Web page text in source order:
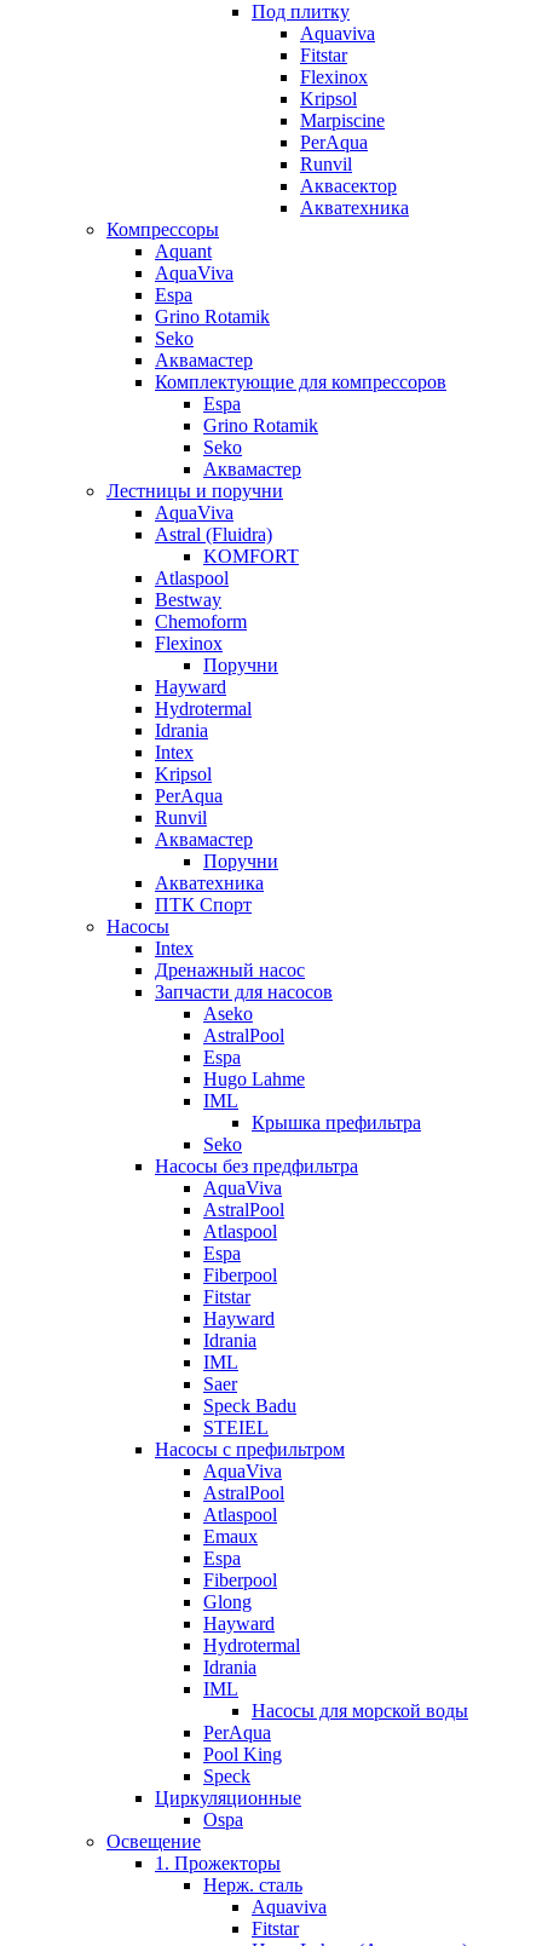
Под плитку
Aquaviva
Fitstar
Flexinox
Kripsol
Marpiscine
PerAqua
Runvil
Аквасектор
Акватехника
Компрессоры
Aquant
AquaViva
Espa
Grino Rotamik
Seko
Аквамастер
Комплектующие для компрессоров
Espa
Grino Rotamik
Seko
Аквамастер
Лестницы и поручни
AquaViva
Astral (Fluidra)
KOMFORT
Atlaspool
Bestway
Chemoform
Flexinox
Поручни
Hayward
Hydrotermal
Idrania
Intex
Kripsol
PerAqua
Runvil
Аквамастер
Поручни
Акватехника
ПТК Спорт
Насосы
Intex
Дренажный насос
Запчасти для насосов
Aseko
AstralPool
Espa
Hugo Lahme
IML
Крышка префильтра
Seko
Насосы без предфильтра
AquaViva
AstralPool
Atlaspool
Espa
Fiberpool
Fitstar
Hayward
Idrania
IML
Saer
Speck Badu
STEIEL
Насосы с префильтром
AquaViva
AstralPool
Atlaspool
Emaux
Espa
Fiberpool
Glong
Hayward
Hydrotermal
Idrania
IML
Насосы для морской воды
PerAqua
Pool King
Speck
Циркуляционные
Ospa
Освещение
1. Прожекторы
Нерж. сталь
Aquaviva
Fitstar